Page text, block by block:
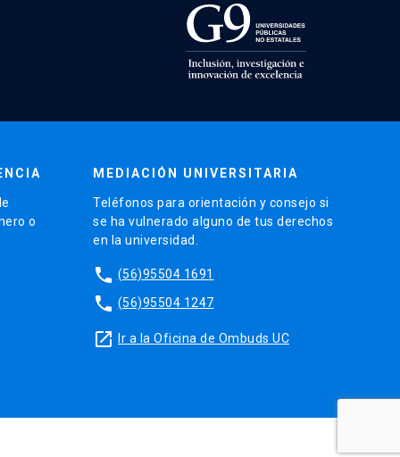
o
MEDIACIÓN UNIVERSITARIA
Teléfonos para orientación y consejo si
se ha vulnerado alguno de tus derechos
en la universidad.
phone (56)95504 1691
phone (56)95504 1247
launch Ir a la Oficina de Ombuds UC